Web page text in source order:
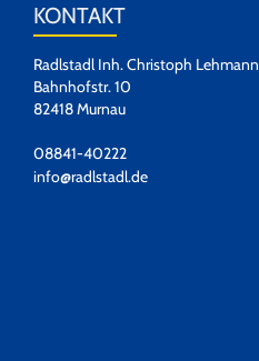
KONTAKT
Radlstadl Inh. Christoph Lehmann
Bahnhofstr. 10
82418 Murnau
08841-40222
info@radlstadl.de